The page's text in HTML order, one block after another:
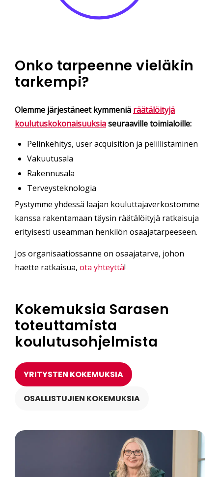
Prompt Engineer
Technical Sales Consultant Data Engineer
Data
Analyst
Salesforce-konsultti,
Solution Specialist, Data
Analyst, Business Analyst, Cloud Specialist,
Onko tarpeenne vieläkin
tarkempi?
Olemme järjestäneet kymmeniä räätälöityjä
koulutuskokonaisuuksiaseuraaville toimialoille:
Pelinkehitys, user acquisition ja pelillistäminen
Vakuutusala
Rakennusala
Terveysteknologia
Pystymme yhdessä laajan kouluttajaverkostomme
kanssa rakentamaan täysin räätälöityjä ratkaisuja
erityisesti useamman henkilön osaajatarpeeseen.
Jos organisaatiossanne on osaajatarve, johon
haette ratkaisua, ota yhteyttä!
Kokemuksia Sarasen
toteuttamista
koulutusohjelmista
YRITYSTEN KOKEMUKSIA
OSALLISTUJIEN KOKEMUKSIA